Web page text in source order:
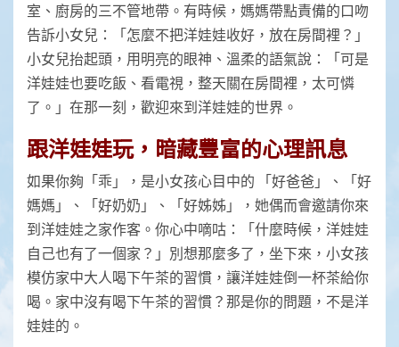
室、廚房的三不管地帶。有時候，媽媽帶點責備的口吻
告訴小女兒：「怎麼不把洋娃娃收好，放在房間裡？」
小女兒抬起頭，用明亮的眼神、溫柔的語氣說：「可是
洋娃娃也要吃飯、看電視，整天關在房間裡，太可憐
了。」在那一刻，歡迎來到洋娃娃的世界。
跟洋娃娃玩，暗藏豐富的心理訊息
如果你夠「乖」，是小女孩心目中的 「好爸爸」、「好
媽媽」、「好奶奶」、「好姊姊」，她偶而會邀請你來
到洋娃娃之家作客。你心中嘀咕：「什麼時候，洋娃娃
自己也有了一個家？」別想那麼多了，坐下來，小女孩
模仿家中大人喝下午茶的習慣，讓洋娃娃倒一杯茶給你
喝。家中沒有喝下午茶的習慣？那是你的問題，不是洋
娃娃的。